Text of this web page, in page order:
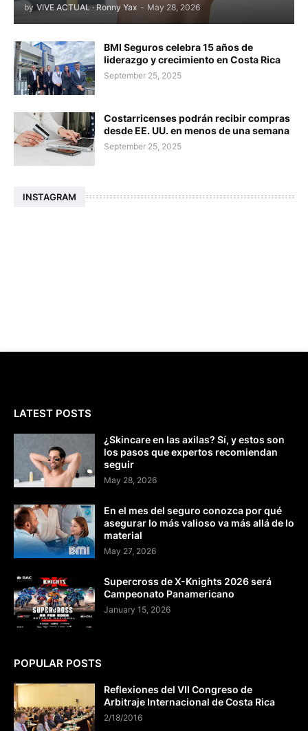
by VIVE ACTUAL · Ronny Yax - May 28, 2026
BMI Seguros celebra 15 años de
liderazgo y crecimiento en Costa Rica
September 25, 2025
Costarricenses podrán recibir compras
desde EE. UU. en menos de una semana
September 25, 2025
INSTAGRAM
LATEST POSTS
¿Skincare en las axilas? Sí, y estos son
los pasos que expertos recomiendan
seguir
May 28, 2026
En el mes del seguro conozca por qué
asegurar lo más valioso va más allá de lo
material
May 27, 2026
Supercross de X-Knights 2026 será
Campeonato Panamericano
January 15, 2026
POPULAR POSTS
Reflexiones del VII Congreso de
Arbitraje Internacional de Costa Rica
2/18/2016